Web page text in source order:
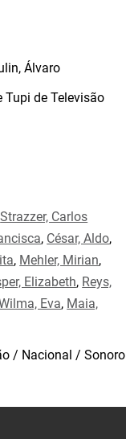
Álvaro
Tupi de Televisão
Strazzer, Carlos
, César, Aldo,
, Mehler, Mirian,
Elizabeth, Reys,
Eva, Maia,
/ Nacional / Sonoro